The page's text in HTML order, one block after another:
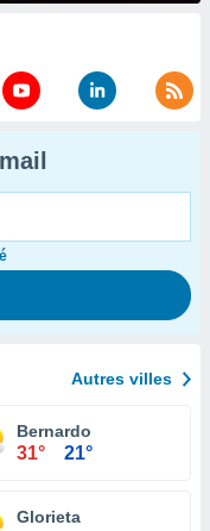
Autres villes
Bernardo
31° 21°
Glorieta